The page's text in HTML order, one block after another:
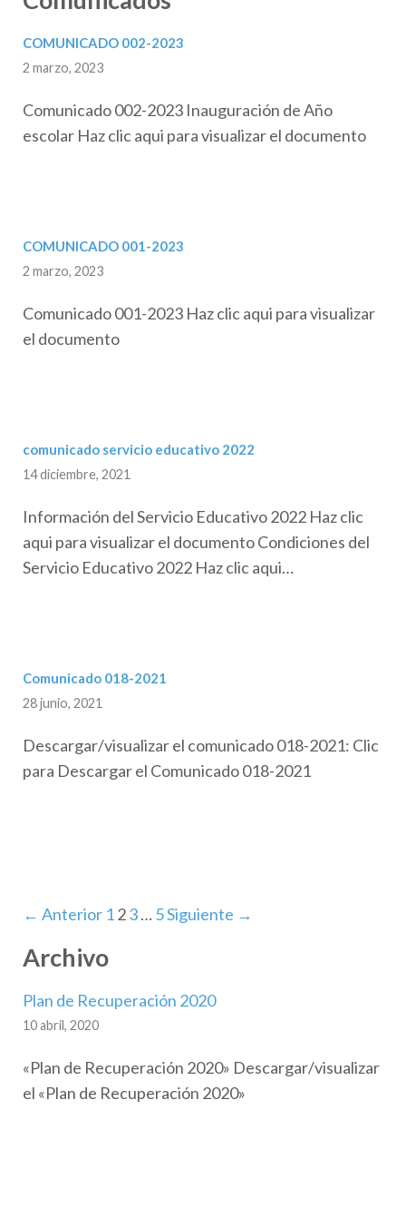
COMUNICADO 002-2023
2 marzo, 2023
Comunicado 002-2023 Inauguración de Año
escolar Haz clic aqui para visualizar el documento
COMUNICADO 001-2023
2 marzo, 2023
Comunicado 001-2023 Haz clic aqui para visualizar
el documento
comunicado servicio educativo 2022
14 diciembre, 2021
Información del Servicio Educativo 2022 Haz clic
aqui para visualizar el documento Condiciones del
Servicio Educativo 2022 Haz clic aqui…
Comunicado 018-2021
28 junio, 2021
Descargar/visualizar el comunicado 018-2021: Clic
para Descargar el Comunicado 018-2021
← Anterior 123…5Siguiente →
Archivo
Plan de Recuperación 2020
10 abril, 2020
«Plan de Recuperación 2020» Descargar/visualizar
el «Plan de Recuperación 2020»